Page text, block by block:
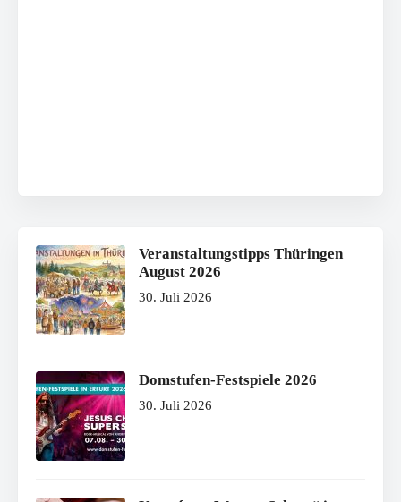
Veranstaltungstipps Thüringen
August 2026
30. Juli 2026
Domstufen-Festspiele 2026
30. Juli 2026